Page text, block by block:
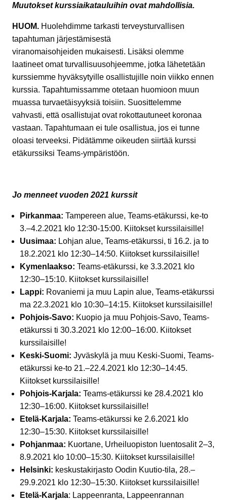
Muutokset kurssiaikatauluihin ovat mahdollisia.
HUOM. Huolehdimme tarkasti terveysturvallisen
tapahtuman järjestämisestä
viranomaisohjeiden mukaisesti. Lisäksi olemme
laatineet omat turvallisuusohjeemme, jotka lähetetään
kurssiemme hyväksytyille osallistujille noin viikko ennen
kurssia. Tapahtumissamme otetaan huomioon muun
muassa turvaetäisyyksiä toisiin. Suosittelemme
vahvasti, että osallistujat ovat rokottautuneet koronaa
vastaan. Tapahtumaan ei tule osallistua, jos ei tunne
oloasi terveeksi. Pidätämme oikeuden siirtää kurssi
etäkurssiksi Teams-ympäristöön.
Jo menneet vuoden 2021 kurssit
Pirkanmaa: Tampereen alue, Teams-etäkurssi, ke-to
3.–4.2.2021 klo 12:30-15:00. Kiitokset kurssilaisille!
Uusimaa: Lohjan alue, Teams-etäkurssi, ti 16.2. ja to
18.2.2021 klo 12:30–14:50. Kiitokset kurssilaisille!
Kymenlaakso: Teams-etäkurssi, ke 3.3.2021 klo
12:30–15:10. Kiitokset kurssilaisille!
Lappi: Rovaniemi ja muu Lapin alue, Teams-etäkurssi
ma 22.3.2021 klo 10:30–14:15. Kiitokset kurssilaisille!
Pohjois-Savo: Kuopio ja muu Pohjois-Savo, Teams-
etäkurssi ti 30.3.2021 klo 12:00–16:00. Kiitokset
kurssilaisille!
Keski-Suomi: Jyväskylä ja muu Keski-Suomi, Teams-
etäkurssi ke-to 21.–22.4.2021 klo 12:30–14:45.
Kiitokset kurssilaisille!
Pohjois-Karjala: Teams-etäkurssi ke 28.4.2021 klo
12:30–16:00. Kiitokset kurssilaisille!
Etelä-Karjala: Teams-etäkurssi ke 2.6.2021 klo
12:30–15:30. Kiitokset kurssilaisille!
Pohjanmaa: Kuortane, Urheiluopiston luentosalit 2–3,
8.9.2021 klo 10:00–15:30. Kiitokset kurssilaisille!
Helsinki: keskustakirjasto Oodin Kuutio-tila, 28.–
29.9.2021 klo 12:30–15:30. Kiitokset kurssilaisille!
Etelä-Karjala: Lappeenranta, Lappeenrannan